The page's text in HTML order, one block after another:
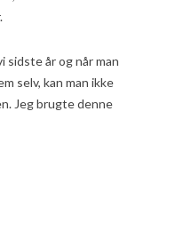
år og når man
selv, kan man ikke
Jeg brugte denne